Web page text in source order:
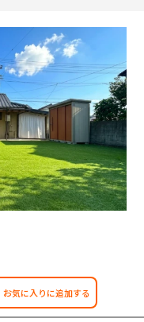
お気に入りに追加する